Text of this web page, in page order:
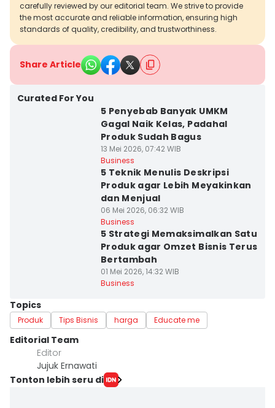
carefully reviewed by our editorial team. We strive to provide
the most accurate and reliable information, ensuring high
standards of quality, credibility, and trustworthiness.
Share Article
Curated For You
5 Penyebab Banyak UMKM
Gagal Naik Kelas, Padahal
Produk Sudah Bagus
13 Mei 2026, 07:42 WIB
Business
5 Teknik Menulis Deskripsi
Produk agar Lebih Meyakinkan
dan Menjual
06 Mei 2026, 06:32 WIB
Business
5 Strategi Memaksimalkan Satu
Produk agar Omzet Bisnis Terus
Bertambah
01 Mei 2026, 14:32 WIB
Business
Topics
Produk Tips Bisnis harga Educate me
Editorial Team
Editor
Jujuk Ernawati
Tonton lebih seru di